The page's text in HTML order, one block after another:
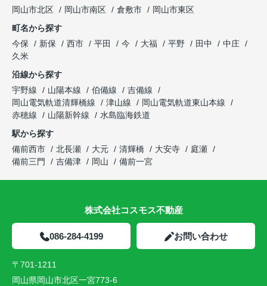
岡山市北区
岡山市南区 倉敷市
岡山市東区
町名から探す
今保
新保 西市 平田 今 大福 平野 田中
中庄
久米
沿線から探す
宇野線
山陽本線 伯備線
吉備線
岡山電気軌道清輝橋線
津山線
岡山電気軌道東山本線
赤穂線
山陽新幹線
水島臨海鉄道
駅から探す
備前西市
北長瀬 大元 清輝橋 大安寺
庭瀬
備前三門
吉備津 岡山 備前一宮
株式会社コスモス不動産
086-284-4199 お問い合わせ
〒701-1211
岡山県岡山市北区一宮773-6